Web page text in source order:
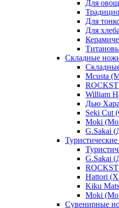
Для
Для
Для хлеба
Складные
Mcusta
William
Дью
Seki Cut
Moki
G.Sakai
G.Sakai
Hattori
Kiku
Moki
Сувенирные